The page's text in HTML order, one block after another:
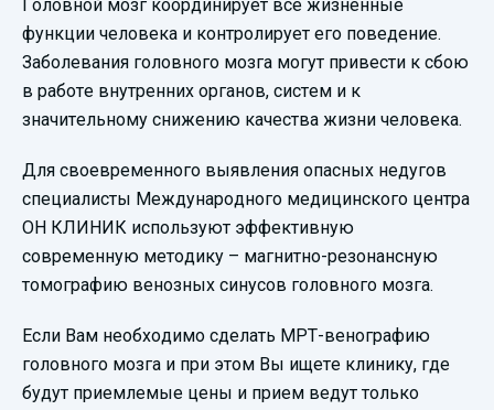
Головной мозг координирует все жизненные
функции человека и контролирует его поведение.
Заболевания головного мозга могут привести к сбою
в работе внутренних органов, систем и к
значительному снижению качества жизни человека.
Для своевременного выявления опасных недугов
специалисты Международного медицинского центра
ОН КЛИНИК используют эффективную
современную методику – магнитно-резонансную
томографию венозных синусов головного мозга.
Если Вам необходимо сделать МРТ-венографию
головного мозга и при этом Вы ищете клинику, где
будут приемлемые цены и прием ведут только